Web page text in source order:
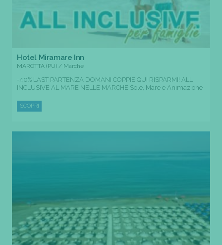
Hotel Miramare Inn
MAROTTA (PU) / Marche
-40% LAST PARTENZA DOMANI COPPIE QUI RISPARMI! ALL
INCLUSIVE AL MARE NELLE MARCHE Sole, Mare e Animazione
SCOPRI